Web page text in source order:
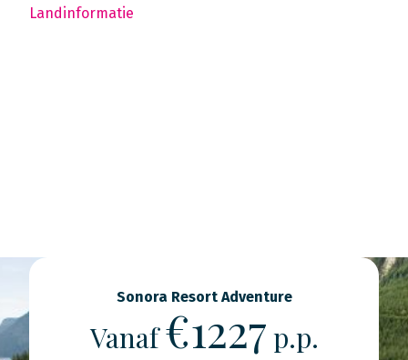
Landinformatie
Sonora Resort Adventure
Vanaf€1227 p.p.